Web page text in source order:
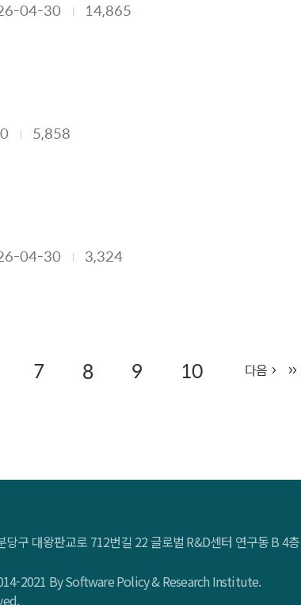
04-30 14,865
5,858
04-30 3,324
7 8 9 10 다음
당구 대왕판교로 712번길 22 글로벌 R&D센터 연구동 B
2021 By Software Policy & Research Institute.